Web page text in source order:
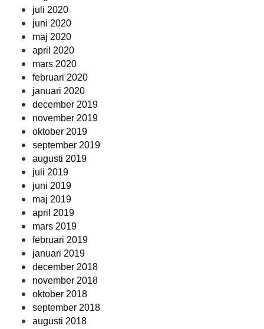
juli 2020
juni 2020
maj 2020
april 2020
mars 2020
februari 2020
januari 2020
december 2019
november 2019
oktober 2019
september 2019
augusti 2019
juli 2019
juni 2019
maj 2019
april 2019
mars 2019
februari 2019
januari 2019
december 2018
november 2018
oktober 2018
september 2018
augusti 2018